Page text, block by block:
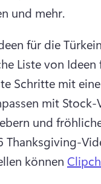
und mehr.
für die
Liste von
Schritte mit
mit
Thanksgiving-
können